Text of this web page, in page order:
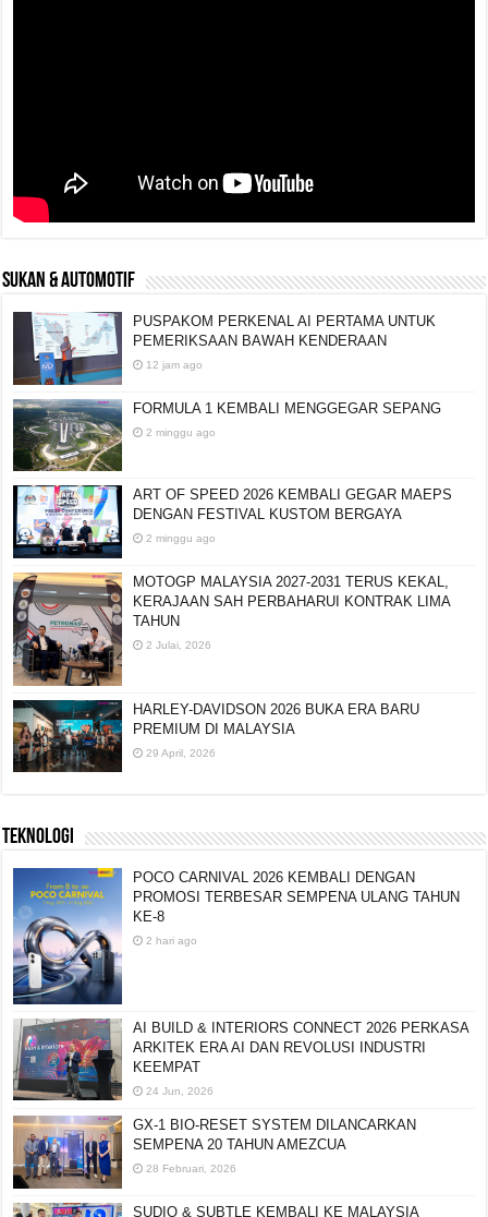
SUKAN & AUTOMOTIF
PUSPAKOM PERKENAL AI PERTAMA UNTUK
PEMERIKSAAN BAWAH KENDERAAN
12 jam ago
FORMULA 1 KEMBALI MENGGEGAR SEPANG
2 minggu ago
ART OF SPEED 2026 KEMBALI GEGAR MAEPS
DENGAN FESTIVAL KUSTOM BERGAYA
2 minggu ago
MOTOGP MALAYSIA 2027-2031 TERUS KEKAL,
KERAJAAN SAH PERBAHARUI KONTRAK LIMA
TAHUN
2 Julai, 2026
HARLEY-DAVIDSON 2026 BUKA ERA BARU
PREMIUM DI MALAYSIA
29 April, 2026
TEKNOLOGI
POCO CARNIVAL 2026 KEMBALI DENGAN
PROMOSI TERBESAR SEMPENA ULANG TAHUN
KE-8
2 hari ago
AI BUILD & INTERIORS CONNECT 2026 PERKASA
ARKITEK ERA AI DAN REVOLUSI INDUSTRI
KEEMPAT
24 Jun, 2026
GX-1 BIO-RESET SYSTEM DILANCARKAN
SEMPENA 20 TAHUN AMEZCUA
28 Februari, 2026
SUDIO & SUBTLE KEMBALI KE MALAYSIA